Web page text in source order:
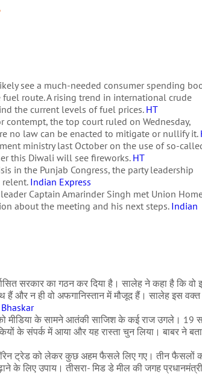
see a much-needed consumer spending
route. A rising trend in international crude
the current levels of fuel prices. HT
contempt, the top court ruled on Wednesday,
no law can be enacted to mitigate or nullify it.
ministry last October on the use of so-
this Diwali will see fireworks. HT
in the Punjab Congress, the party leadership
Indian Express
Captain Amarinder Singh met Union
about the meeting and his next steps. Indian
सरकार का गठन कर दिया है। सालेह ने कहा है कि वो
हैं और न ही वो अफगानिस्तान में मौजूद हैं। सालेह इस वक्त
Bhaskar
मीडिया के सामने आतंकी साजिश के कई राज उगले। 19
के संपर्क में आया और यह रास्ता चुन लिया। बाबर ने
ट्रेड को लेकर कुछ अहम फैसले लिए गए। तीन फैसलों
के लिए उपाय। तीसरा- मिड डे मील की जगह प्रधानमंत्री